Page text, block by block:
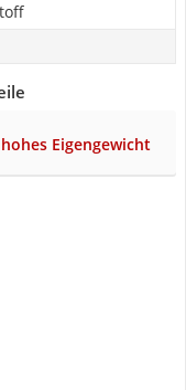
hohes Eigengewicht